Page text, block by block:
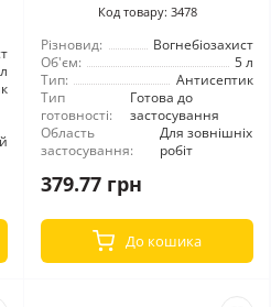
Код товару: 3478
Різновид:
Вогнебіозахист
Об'єм:
5 л
Тип:
Антисептик
Тип
готовності:
Готова до
застосування
Область
застосування:
Для зовнішніх
робіт
379.77 грн
До кошика